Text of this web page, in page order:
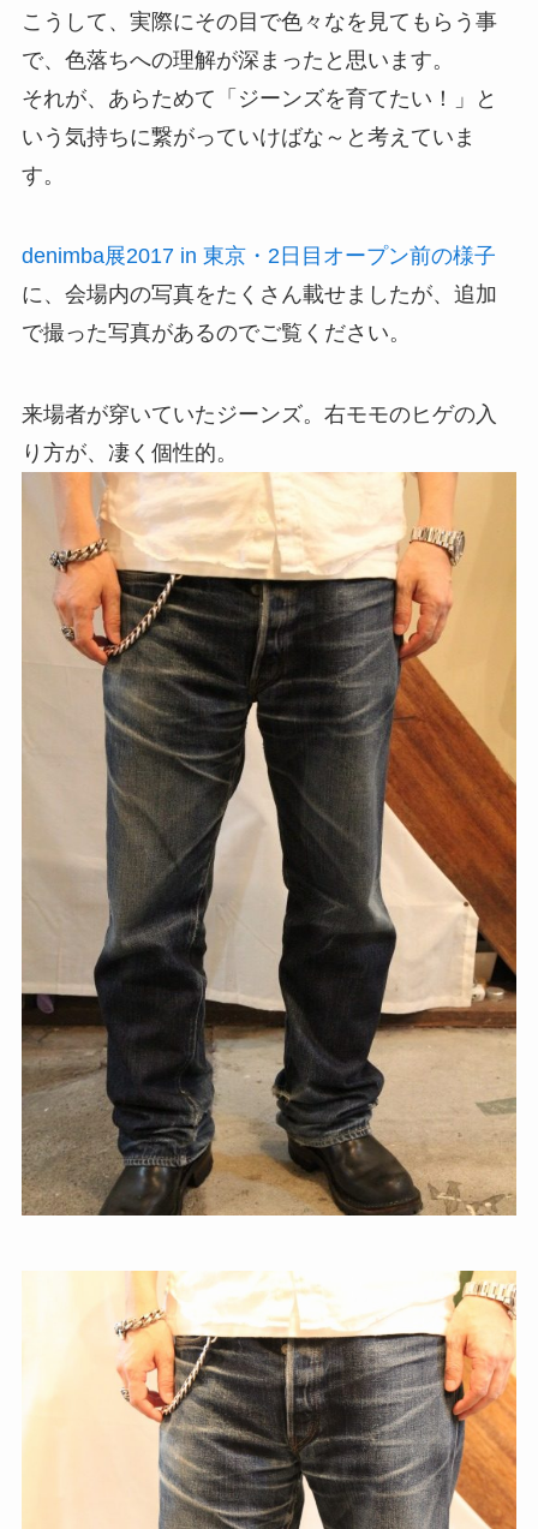
こうして、実際にその目で色々なを見てもらう事
で、色落ちへの理解が深まったと思います。
それが、あらためて「ジーンズを育てたい！」と
いう気持ちに繋がっていけばな～と考えていま
す。
denimba展2017 in 東京・2日目オープン前の様子
に、会場内の写真をたくさん載せましたが、追加
で撮った写真があるのでご覧ください。
来場者が穿いていたジーンズ。右モモのヒゲの入
り方が、凄く個性的。